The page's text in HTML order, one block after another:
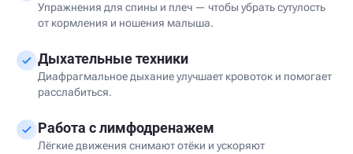
Упражнения для спины и плеч — чтобы убрать сутулость
от кормления и ношения малыша.
Дыхательные техники
Диафрагмальное дыхание улучшает кровоток и помогает
расслабиться.
Работа с лимфодренажем
Лёгкие движения снимают отёки и ускоряют